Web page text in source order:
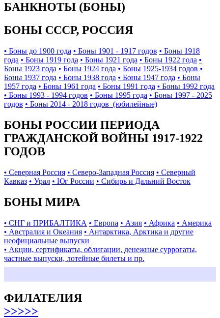
БАНКНОТЫ (БОНЫ)
БОНЫ СССР, РОССИЯ
• Боны до 1900 года • Боны 1901 - 1917 годов • Боны 1918
года • Боны 1919 года • Боны 1921 года • Боны 1922 года •
Боны 1923 года • Боны 1924 года • Боны 1925-1934 годов •
Боны 1937 года • Боны 1938 года • Боны 1947 года • Боны
1957 года • Боны 1961 года • Боны 1991 года • Боны 1992 года
• Боны 1993 - 1994 годов • Боны 1995 года • Боны 1997 - 2025
годов • Боны 2014 - 2018 годов (юбилейные)
БОНЫ РОССИИ ПЕРИОДА
ГРАЖДАНСКОЙ ВОЙНЫ 1917-1922
ГОДОВ
• Северная Россия • Северо-Западная Россия • Северный
Кавказ • Урал • Юг России • Сибирь и Дальний Восток
БОНЫ МИРА
• СНГ и ПРИБАЛТИКА • Европа • Азия • Африка • Америка
• Австралия и Океания • Антарктика, Арктика и другие
неофициальные выпуски
• Акции, сертификаты, облигации, денежные суррогаты,
частные выпуски, лотейные билеты и пр.
ФИЛАТЕЛИЯ
>>>>>